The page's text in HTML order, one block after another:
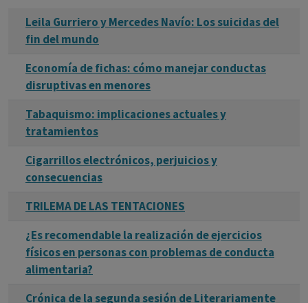
Leila Gurriero y Mercedes Navío: Los suicidas del
fin del mundo
Economía de fichas: cómo manejar conductas
disruptivas en menores
Tabaquismo: implicaciones actuales y
tratamientos
Cigarrillos electrónicos, perjuicios y
consecuencias
TRILEMA DE LAS TENTACIONES
¿Es recomendable la realización de ejercicios
físicos en personas con problemas de conducta
alimentaria?
Crónica de la segunda sesión de Literariamente